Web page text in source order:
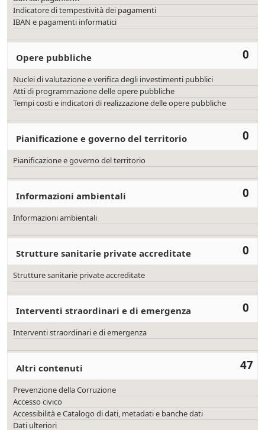
Indicatore di tempestività dei pagamenti
IBAN e pagamenti informatici
0
Opere pubbliche
Nuclei di valutazione e verifica degli investimenti pubblici
Atti di programmazione delle opere pubbliche
Tempi costi e indicatori di realizzazione delle opere pubbliche
0
Pianificazione e governo del territorio
Pianificazione e governo del territorio
0
Informazioni ambientali
Informazioni ambientali
0
Strutture sanitarie private accreditate
Strutture sanitarie private accreditate
0
Interventi straordinari e di emergenza
Interventi straordinari e di emergenza
47
Altri contenuti
Prevenzione della Corruzione
Accesso civico
Accessibilità e Catalogo di dati, metadati e banche dati
Dati ulteriori